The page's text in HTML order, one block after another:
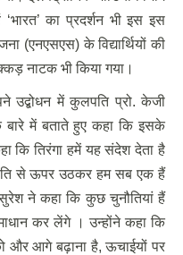
‘भारत’ का प्रदर्शन भी इस इस
(एनएसएस) के विद्यार्थियों की
नाटक भी किया गया।
उद्बोधन में कुलपति प्रो. केजी
बारे में बताते हुए कहा कि इसके
कि तिरंगा हमें यह संदेश देता है
से ऊपर उठकर हम सब एक हैं
ने कहा कि कुछ चुनौतियां हैं
कर लेंगे । उन्होंने कहा कि
आगे बढ़ाना है, ऊचाईयों पर